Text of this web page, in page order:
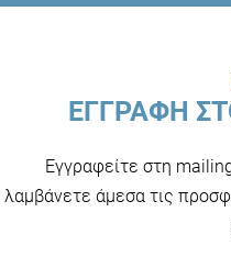
ΕΓΓΡΑΦΗ
Εγγραφείτε στη
λαμβάνετε άμεσα τις